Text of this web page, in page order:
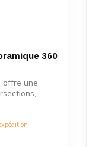
360
offre une